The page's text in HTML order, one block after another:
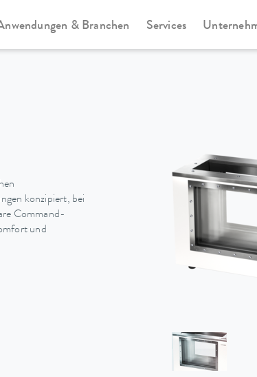
& Branchen Services
Pro-Serie
konzipiert, bei
Command-
und